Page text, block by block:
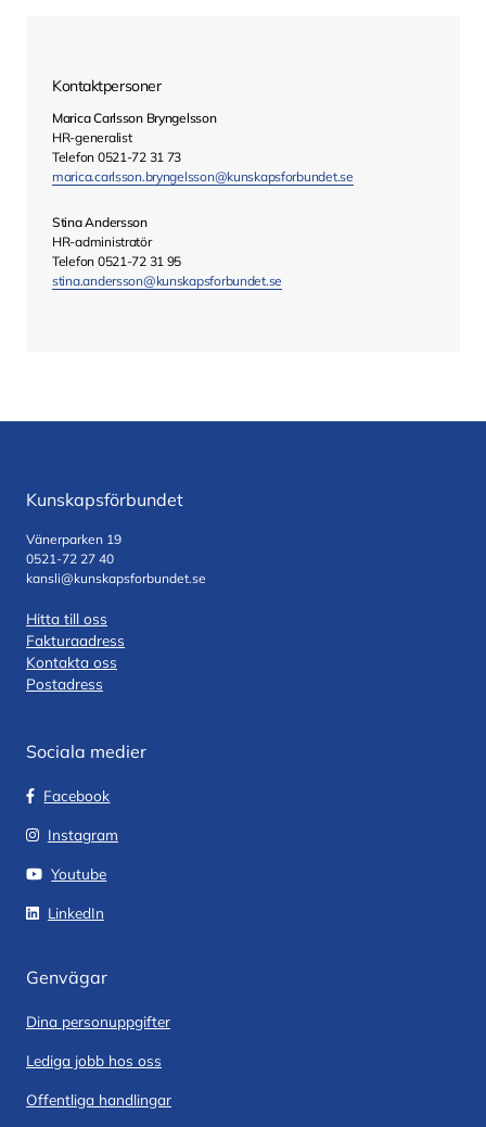
Kontaktpersoner
Marica Carlsson Bryngelsson
HR-generalist
Telefon 0521-72 31 73
marica.carlsson.bryngelsson@kunskapsforbundet.se
Stina Andersson
HR-administratör
Telefon 0521-72 31 95
stina.andersson@kunskapsforbundet.se
Kunskapsförbundet
Vänerparken 19
0521-72 27 40
kansli@kunskapsforbundet.se
Hitta till oss
Fakturaadress
Kontakta oss
Postadress
Sociala medier
Facebook
Instagram
Youtube
LinkedIn
Genvägar
Dina personuppgifter
Lediga jobb hos oss
Offentliga handlingar